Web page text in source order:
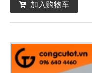
加入购物车